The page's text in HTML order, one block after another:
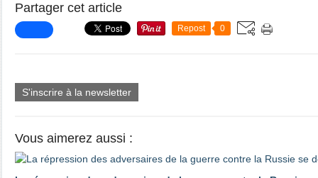
Partager cet article
Repost 0
S'inscrire à la newsletter
Vous aimerez aussi :